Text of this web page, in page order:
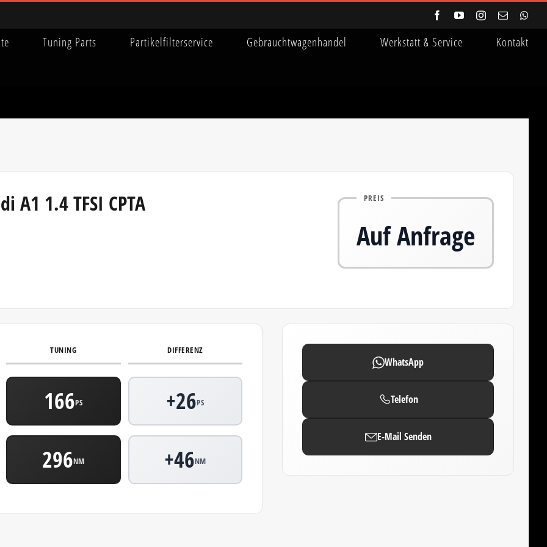
FacebookYouTubeInstagram
E-
Tuning Parts Partikelfilterservice Gebrauchtwagenhandel Werkstatt & Service Kontakt
A1 1.4 TFSI CPTA PREIS
Auf Anfrage
TUNING DIFFERENZ
166PS +26PS
296NM +46NM
WhatsApp
Telefon
E-Mail Senden